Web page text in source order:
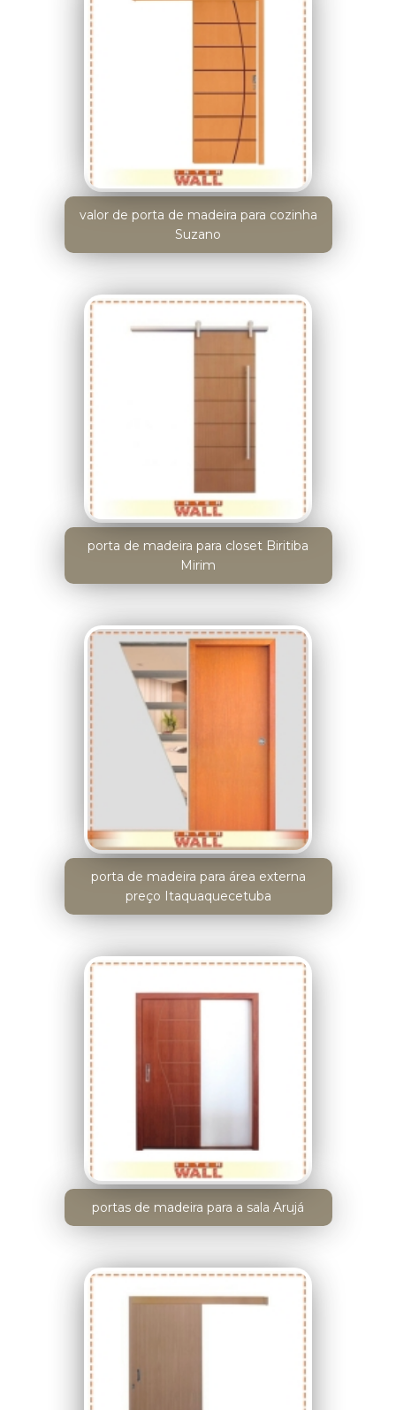
valor de porta de madeira para cozinha
Suzano
porta de madeira para closet Biritiba
Mirim
porta de madeira para área externa
preço Itaquaquecetuba
portas de madeira para a sala Arujá